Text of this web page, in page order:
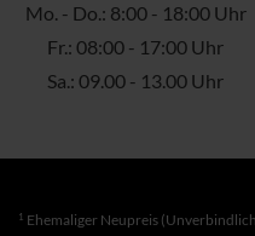
Mo. - Do.: 8:00 - 18:00 Uhr
Fr.: 08:00 - 17:00 Uhr
Sa.: 09.00 - 13.00 Uhr
1 Ehemaliger Neupreis